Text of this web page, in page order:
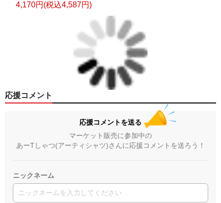
4,170円(税込4,587円)
応援コメント
応援コメントを送る
マーケット販売に参加中の
あーTしゃつ(アーティシャツ)さんに応援コメントを送ろう！
ニックネーム